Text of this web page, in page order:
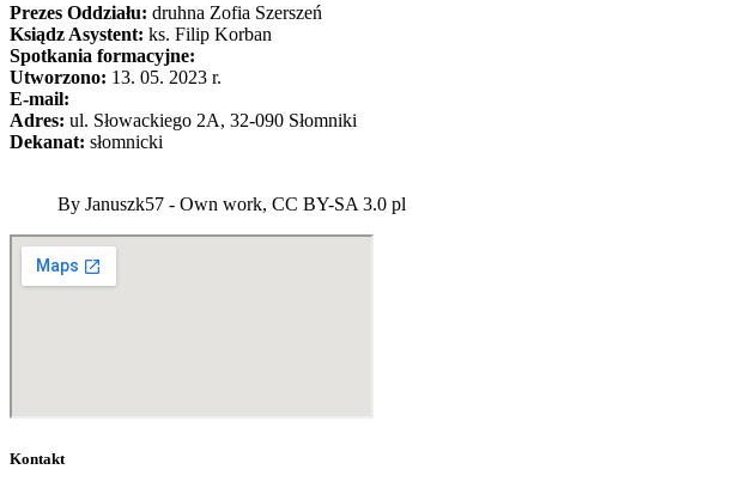
Prezes Oddziału: druhna Zofia Szerszeń
Ksiądz Asystent: ks. Filip Korban
Spotkania formacyjne:
Utworzono: 13. 05. 2023 r.
E-mail:
Adres: ul. Słowackiego 2A, 32-090 Słomniki
Dekanat: słomnicki
By Januszk57 - Own work, CC BY-SA 3.0 pl
Kontakt